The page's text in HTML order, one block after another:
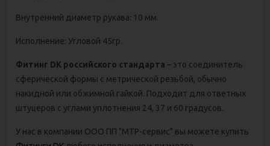
Внутренний диаметр рукава: 10 мм.
Исполнение: Угловой 45гр.
Фитинг DK российского стандарта – это соединитель
сферической формы с метрической резьбой, обычно
накидной или обжимной гайкой. Подходит для ответных
штуцеров с углами уплотнения 24, 37 и 60 градусов.
У нас в компании ООО ПП "МТР-сервис" вы можете купить